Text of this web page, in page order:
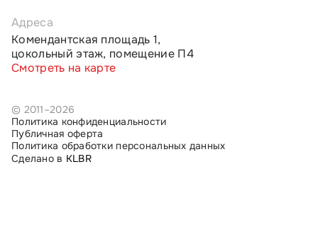
© 2011–2026
Политика конфиденциальности
Публичная оферта
Политика обработки персональных данных
Сделано в KLBR
Адреса
Комендантская площадь 1,
цокольный этаж, помещение П4
Смотреть на карте